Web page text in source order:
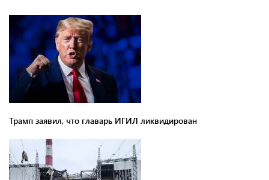
Трамп заявил, что главарь ИГИЛ ликвидирован